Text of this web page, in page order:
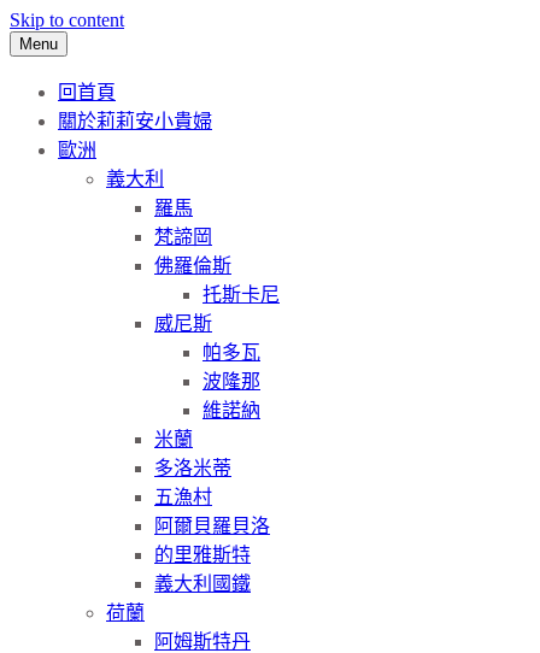
Skip to content
Menu
回首頁
關於莉莉安小貴婦
歐洲
義大利
羅馬
梵諦岡
佛羅倫斯
托斯卡尼
威尼斯
帕多瓦
波隆那
維諾納
米蘭
多洛米蒂
五漁村
阿爾貝羅貝洛
的里雅斯特
義大利國鐵
荷蘭
阿姆斯特丹